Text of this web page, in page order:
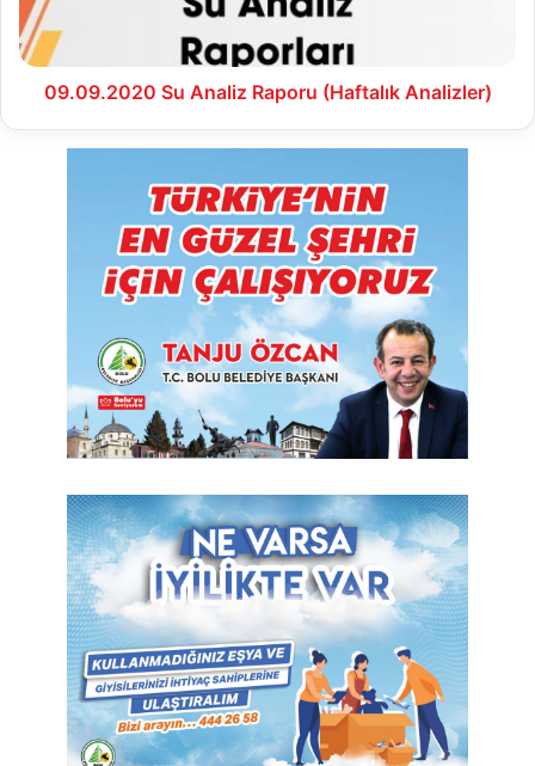
09.09.2020 Su Analiz Raporu (Haftalık Analizler)